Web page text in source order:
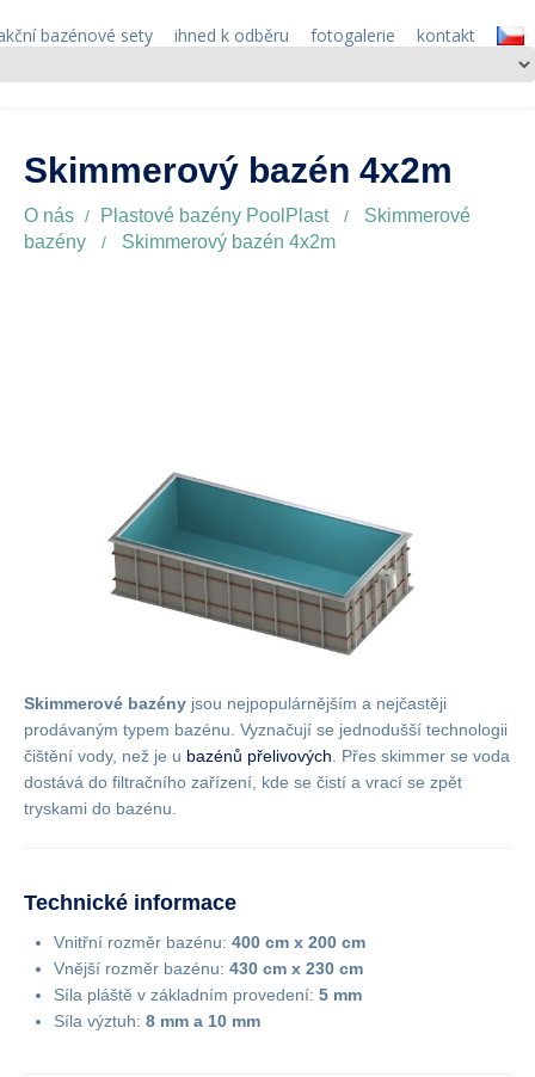
bazénové sety ihned k odběru fotogalerie kontakt
Skimmerový bazén 4x2m
O nás Plastové bazény PoolPlast
Skimmerové
bazény
Skimmerový bazén 4x2m
Skimmerové bazény jsou nejpopulárnějším a nejčastěji
prodávaným typem bazénu. Vyznačují se jednodušší technologii
čištění vody, než je u bazénů přelivových . Přes skimmer se voda
dostává do filtračního zařízení, kde se čistí a vrací se zpět
tryskami do bazénu.
Technické informace
Vnitřní rozměr bazénu: 400 cm x 200 cm
Vnější rozměr bazénu: 430 cm x 230 cm
Síla pláště v základním provedení: 5 mm
Síla výztuh: 8 mm a 10 mm